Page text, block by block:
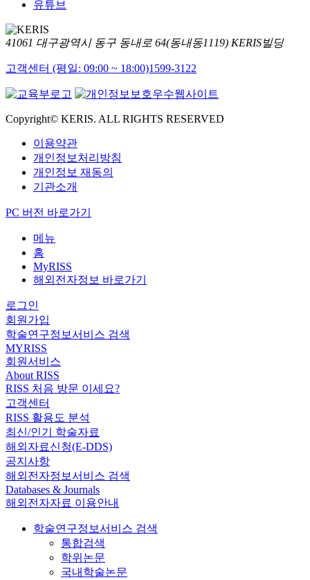
유튜브
41061 대구광역시 동구 동내로 64(동내동1119) KERIS빌딩
고객센터 (평일: 09:00 ~ 18:00)1599-3122
Copyright© KERIS. ALL RIGHTS RESERVED
이용약관
개인정보처리방침
개인정보 재동의
기관소개
PC 버전 바로가기
메뉴
홈
MyRISS
해외전자정보 바로가기
로그인
회원가입
학술연구정보서비스 검색
MYRISS
회원서비스
About RISS
RISS 처음 방문 이세요?
고객센터
RISS 활용도 분석
최신/인기 학술자료
해외자료신청(E-DDS)
공지사항
해외전자정보서비스 검색
Databases & Journals
해외전자자료 이용안내
학술연구정보서비스 검색
통합검색
학위논문
국내학술논문